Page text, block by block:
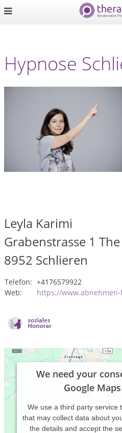
Hypnose
Leyla Karimi
Grabenstrasse 1
8952 Schlieren
Telefon: +4176579922
Web:
https://
We need your
Google
We use a third party service
that may collect data about
the details and accept the